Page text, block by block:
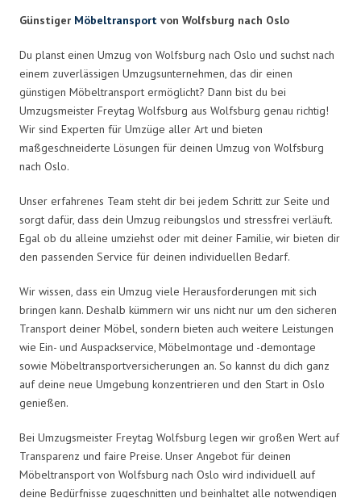
Günstiger Möbeltransport von Wolfsburg nach Oslo
Du planst einen Umzug von Wolfsburg nach Oslo und suchst nach
einem zuverlässigen Umzugsunternehmen, das dir einen
günstigen Möbeltransport ermöglicht? Dann bist du bei
Umzugsmeister Freytag Wolfsburg aus Wolfsburg genau richtig!
Wir sind Experten für Umzüge aller Art und bieten
maßgeschneiderte Lösungen für deinen Umzug von Wolfsburg
nach Oslo.
Unser erfahrenes Team steht dir bei jedem Schritt zur Seite und
sorgt dafür, dass dein Umzug reibungslos und stressfrei verläuft.
Egal ob du alleine umziehst oder mit deiner Familie, wir bieten dir
den passenden Service für deinen individuellen Bedarf.
Wir wissen, dass ein Umzug viele Herausforderungen mit sich
bringen kann. Deshalb kümmern wir uns nicht nur um den sicheren
Transport deiner Möbel, sondern bieten auch weitere Leistungen
wie Ein- und Auspackservice, Möbelmontage und -demontage
sowie Möbeltransportversicherungen an. So kannst du dich ganz
auf deine neue Umgebung konzentrieren und den Start in Oslo
genießen.
Bei Umzugsmeister Freytag Wolfsburg legen wir großen Wert auf
Transparenz und faire Preise. Unser Angebot für deinen
Möbeltransport von Wolfsburg nach Oslo wird individuell auf
deine Bedürfnisse zugeschnitten und beinhaltet alle notwendigen